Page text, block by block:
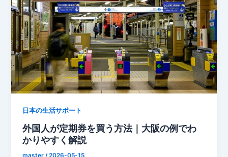
日本の生活サポート
外国人が定期券を買う方法｜大阪の例でわ
かりやすく解説
master/2026-05-15